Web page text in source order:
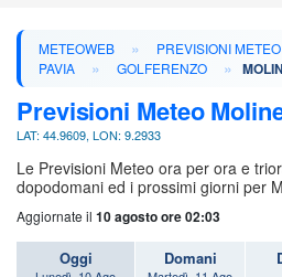
METEOWEB » PREVISIONI METEO
PAVIA » GOLFERENZO »
Previsioni Meteo
LAT: 44.9609, LON: 9.2933
Le Previsioni Meteo ora per ora e
dopodomani ed i prossimi giorni per
Aggiornate il 10 agosto ore 02:03
Oggi Domani